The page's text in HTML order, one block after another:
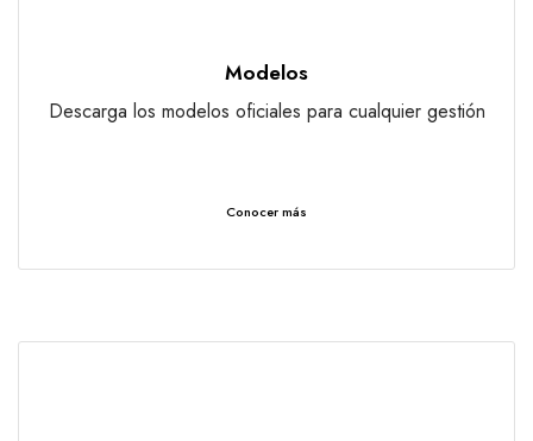
Modelos
Descarga los modelos oficiales para cualquier gestión
Conocer más